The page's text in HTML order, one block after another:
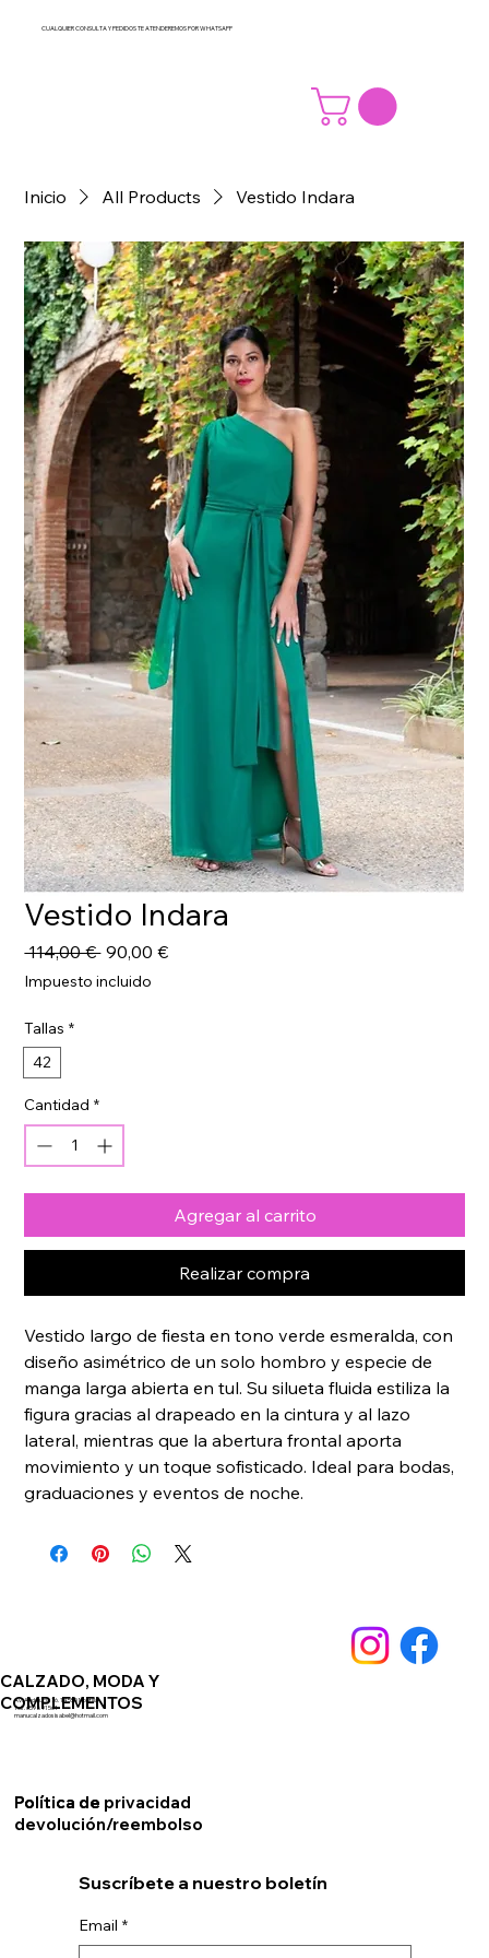
CUALQUIER CONSULTA Y PEDIDOS TE ATENDEREMOS POR WHATSAPP
Inicio All Products Vestido Indara
Vestido Indara
114,00 € Precio
90,00 €Precio
Impuesto incluido
Tallas *
42
Cantidad *
Agregar al carrito
Realizar compra
Vestido largo de fiesta en tono verde esmeralda, con
diseño asimétrico de un solo hombro y especie de
manga larga abierta en tul. Su silueta fluida estiliza la
figura gracias al drapeado en la cintura y al lazo
lateral, mientras que la abertura frontal aporta
movimiento y un toque sofisticado. Ideal para bodas,
graduaciones y eventos de noche.
CALZADO, MODA Y
COMPLEMENTOS
Política de privacidad
Política de
devolución/reembolso
Av. Andalucia 76. 14550 Montilla
Telf. 659891561
manucalzadosisabel@hotmail.com
Suscríbete a nuestro boletín
Email *